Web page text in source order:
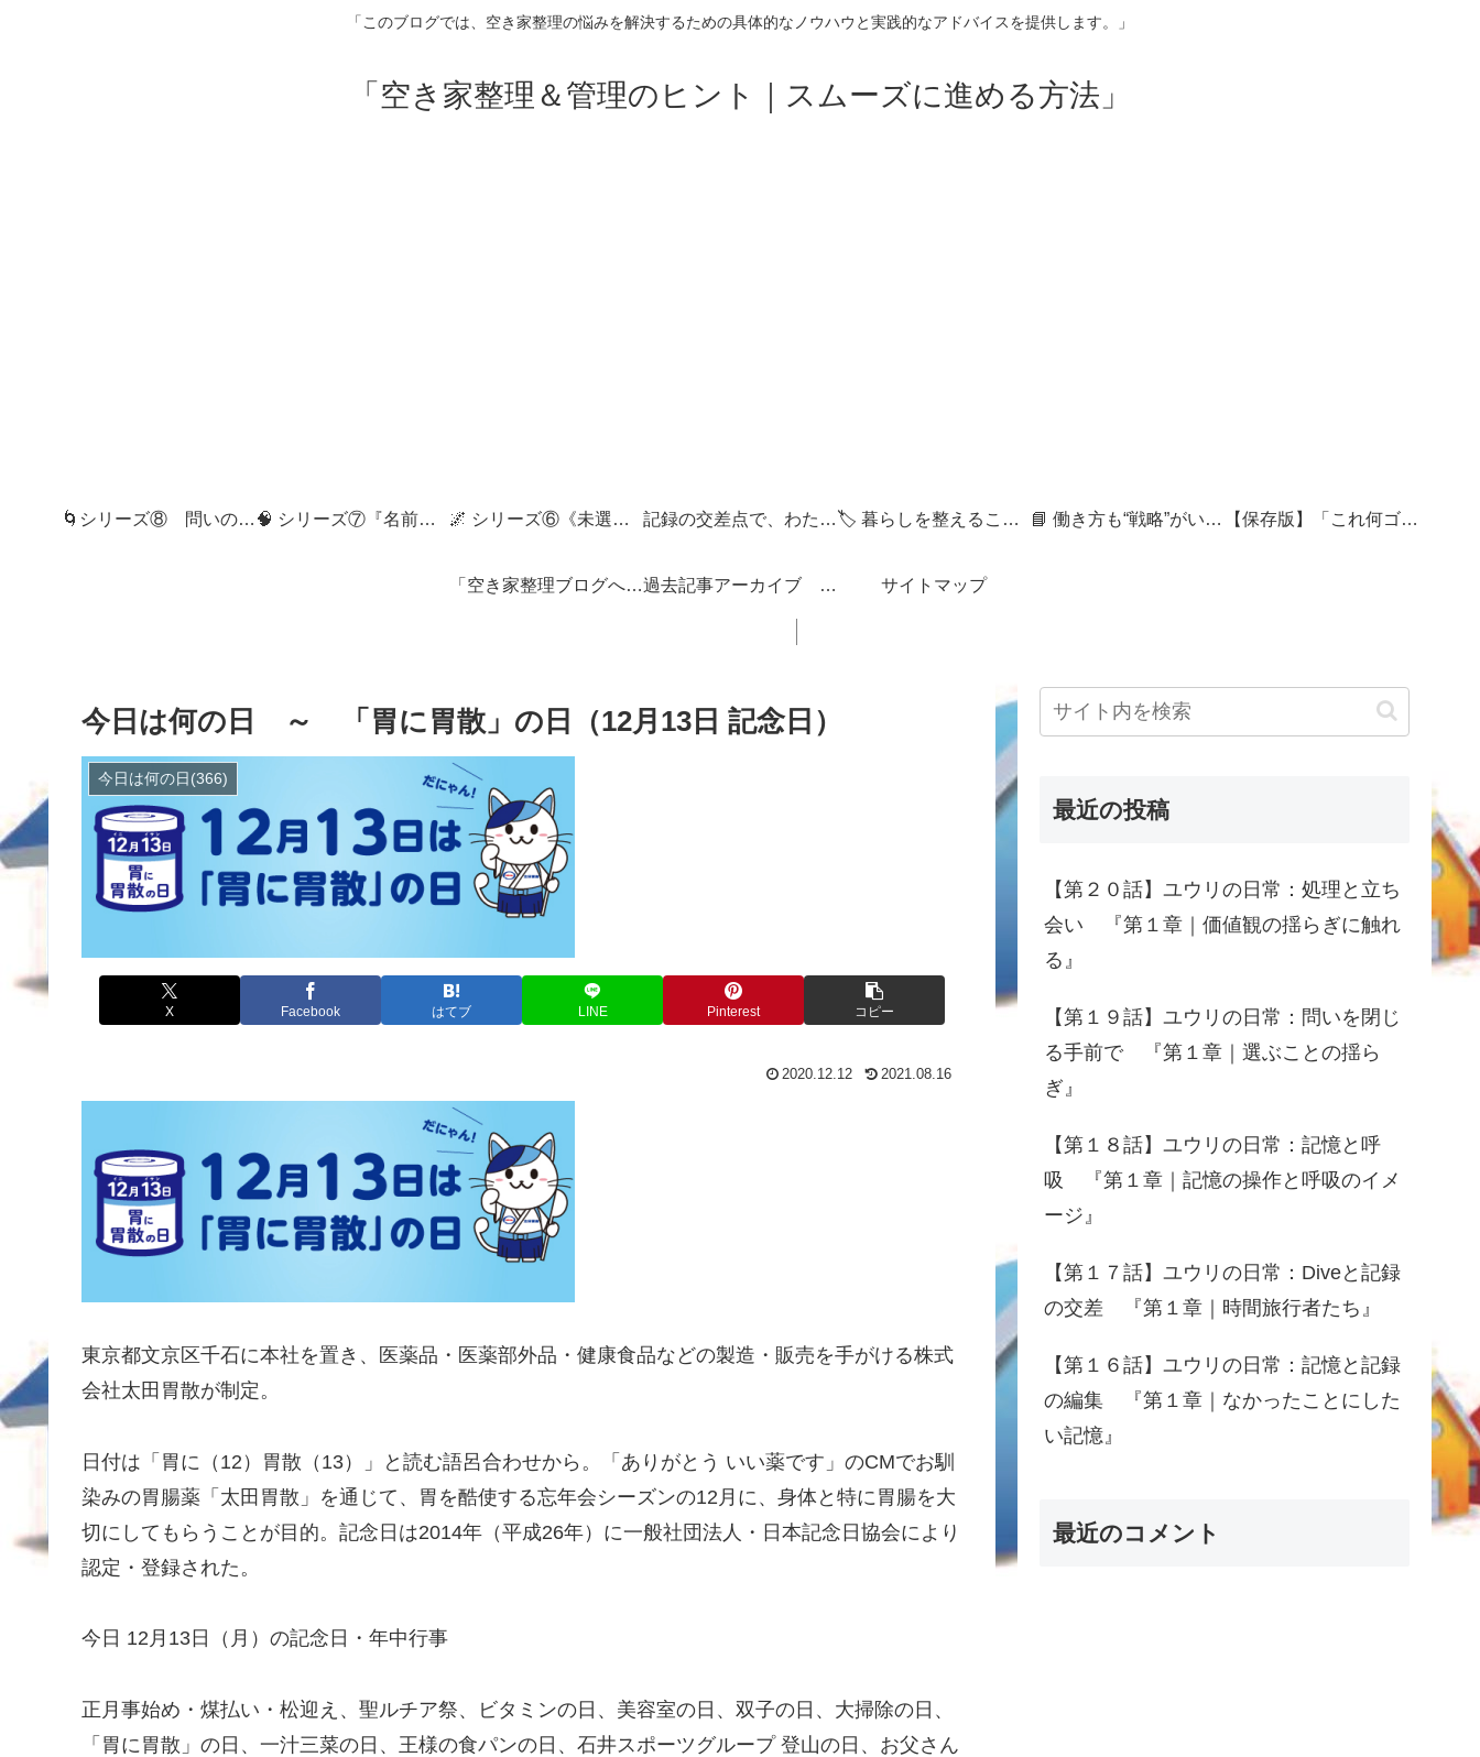
「このブログでは、空き家整理の悩みを解決するための具体的なノウハウと実践的なアドバイスを提供します。」
「空き家整理＆管理のヒント｜スムーズに進める方法」
🌀シリーズ⑧ 問いの狭間へ：記録社会とMemory Diveの世界へようこそ 🧠 シリーズ⑦『名前のない記憶』 🌌 シリーズ⑥《未選択の編集点》 記録の交差点で、わたしを編みなおす 🏷 暮らしを整えることは、未来を編むこと 📘 働き方も“戦略”がいる──セカンドキャリアを組み直す50代の記録 【保存版】「これ何ゴミ？」で迷ったら｜捨てづらさをスコアで見える化する処分ガイド
「空き家整理ブログへようこそ！」 過去記事アーカイブ 「思い立ったが吉日ぶろぐ」 ブログの内容 一覧 リンク集 サイトマップ
今日は何の日 ～ 「胃に胃散」の日（12月13日 記念日）
今日は何の日(366)
X Facebook はてブ LINE Pinterest コピー
2020.12.12 2021.08.16
東京都文京区千石に本社を置き、医薬品・医薬部外品・健康食品などの製造・販売を手がける株式
会社太田胃散が制定。
日付は「胃に（12）胃散（13）」と読む語呂合わせから。「ありがとう いい薬です」のCMでお馴
染みの胃腸薬「太田胃散」を通じて、胃を酷使する忘年会シーズンの12月に、身体と特に胃腸を大
切にしてもらうことが目的。記念日は2014年（平成26年）に一般社団法人・日本記念日協会により
認定・登録された。
今日 12月13日（月）の記念日・年中行事
正月事始め・煤払い・松迎え、聖ルチア祭、ビタミンの日、美容室の日、双子の日、大掃除の日、
「胃に胃散」の日、一汁三菜の日、王様の食パンの日、石井スポーツグループ 登山の日、お父さん
最近の投稿
【第２０話】ユウリの日常：処理と立ち
会い 『第１章｜価値観の揺らぎに触れ
る』
【第１９話】ユウリの日常：問いを閉じ
る手前で 『第１章｜選ぶことの揺ら
ぎ』
【第１８話】ユウリの日常：記憶と呼
吸 『第１章｜記憶の操作と呼吸のイメ
ージ』
【第１７話】ユウリの日常：Diveと記録
の交差 『第１章｜時間旅行者たち』
【第１６話】ユウリの日常：記憶と記録
の編集 『第１章｜なかったことにした
い記憶』
最近のコメント